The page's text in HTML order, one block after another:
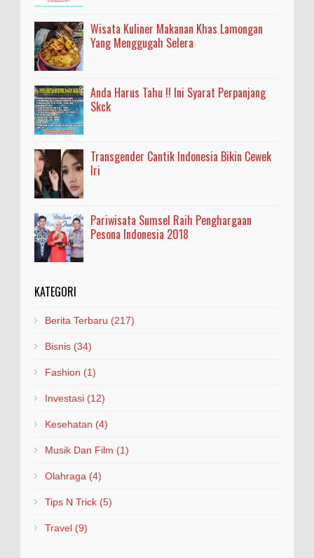
Wisata Kuliner Makanan Khas Lamongan
Yang Menggugah Selera
Anda Harus Tahu !! Ini Syarat Perpanjang
Skck
Transgender Cantik Indonesia Bikin Cewek
Iri
Pariwisata Sumsel Raih Penghargaan
Pesona Indonesia 2018
KATEGORI
Berita Terbaru (217)
Bisnis (34)
Fashion (1)
Investasi (12)
Kesehatan (4)
Musik Dan Film (1)
Olahraga (4)
Tips N Trick (5)
Travel (9)